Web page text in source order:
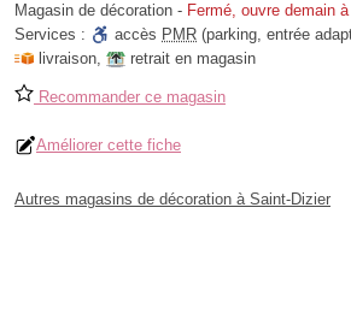
Magasin de décoration - Fermé, ouvre demain
Services :
accès PMR (parking, entrée
livraison, retrait en magasin
Recommander ce magasin
Améliorer cette fiche
Autres magasins de décoration à Saint-Dizier